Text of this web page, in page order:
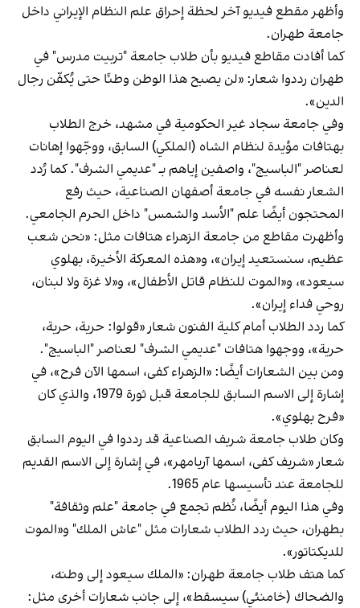
وأظهر مقطع فيديو آخر لحظة إحراق علم النظام الإيراني داخل
جامعة طهران.
كما أفادت مقاطع فيديو بأن طلاب جامعة "تربيت مدرس" في
طهران رددوا شعار: «لن يصبح هذا الوطن وطنًا حتى يُكفّن رجال
الدين».
وفي جامعة سجاد غير الحكومية في مشهد، خرج الطلاب
بهتافات مؤيدة لنظام الشاه (الملكي) السابق، ووجّهوا إهانات
لعناصر "الباسيج"، واصفين إياهم بـ "عديمي الشرف". كما رُدد
الشعار نفسه في جامعة أصفهان الصناعية، حيث رفع
المحتجون أيضًا علم "الأسد والشمس" داخل الحرم الجامعي.
وأظهرت مقاطع من جامعة الزهراء هتافات مثل: «نحن شعب
عظيم، سنستعيد إيران»، و«هذه المعركة الأخيرة، بهلوي
سيعود»، و«الموت للنظام قاتل الأطفال»، و«لا غزة ولا لبنان،
روحي فداء إيران».
كما ردد الطلاب أمام كلية الفنون شعار «قولوا: حرية، حرية،
حرية»، ووجهوا هتافات "عديمي الشرف" لعناصر "الباسيج".
ومن بين الشعارات أيضًا: «الزهراء كفى، اسمها الآن فرح»، في
إشارة إلى الاسم السابق للجامعة قبل ثورة 1979، والذي كان
«فرح بهلوي».
وكان طلاب جامعة شريف الصناعية قد رددوا في اليوم السابق
شعار «شريف كفى، اسمها آريامهر»، في إشارة إلى الاسم القديم
للجامعة عند تأسيسها عام 1965.
وفي هذا اليوم أيضًا، نُظم تجمع في جامعة "علم وثقافة"
بطهران، حيث ردد الطلاب شعارات مثل "عاش الملك" و«الموت
للديكتاتور».
كما هتف طلاب جامعة طهران: «الملك سيعود إلى وطنه،
والضحاك (خامنئي) سيسقط»، إلى جانب شعارات أخرى مثل: